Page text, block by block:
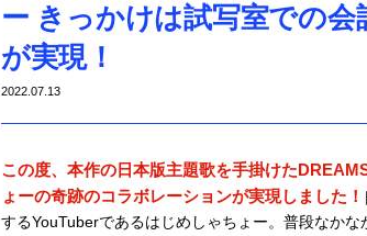
ー きっかけは試写室での
が実現！
2022.07.13
この度、本作の日本版主題歌を手掛けた
ょーの奇跡のコラボレーションが実現しました！
するYouTuberであるはじめしゃちょー。普段なか